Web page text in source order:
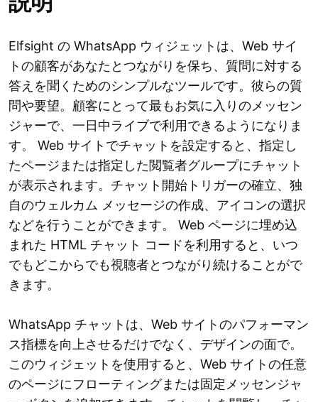
Elfsight の WhatsApp ウィジェットは、Web サイ
トの顧客があなたとつながりを保ち、質問に対する
答えを聞くためのシンプルなツールです。彼らの質
問や要望。顧客にとって最もお気に入りのメッセン
ジャーで、一日中ライブで利用できるようになりま
す。 Web サイトでチャットを設定すると、指定し
たページまたは指定した閲覧者グループにチャット
が表示されます。チャット開始トリガーの確立、独
自のウェルカム メッセージの作成、アイコンの選択
などを行うことができます。 Web ページに埋め込
まれた HTML チャット コードを利用すると、いつ
でもどこからでも視聴者とつながり続けることがで
きます。
WhatsApp チャットは、Web サイトのパフォーマン
ス指標を向上させるだけでなく、デザインの面で。
このウィジェットを使用すると、Web サイトの任意
のページにフローティングまたは固定メッセンジャ